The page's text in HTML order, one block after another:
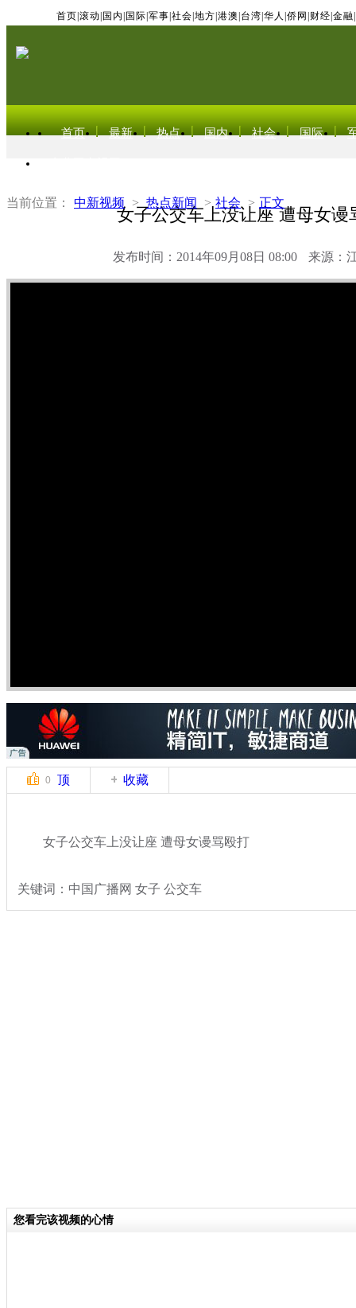
首页 滚动 国内 国际 军事 社会 地方 港澳 台湾 华人 侨网 财经 金融
首页 最新 热点 国内 社会 国际
当前位置： 中新视频 > 热点新闻 > 社会 > 正文
女子公交车上没让座 遭母女谩
发布时间：2014年09月08日 08:00 来源：
0 顶 收藏
女子公交车上没让座 遭母女谩骂殴打
关键词：中国广播网 女子 公交车
您看完该视频的心情